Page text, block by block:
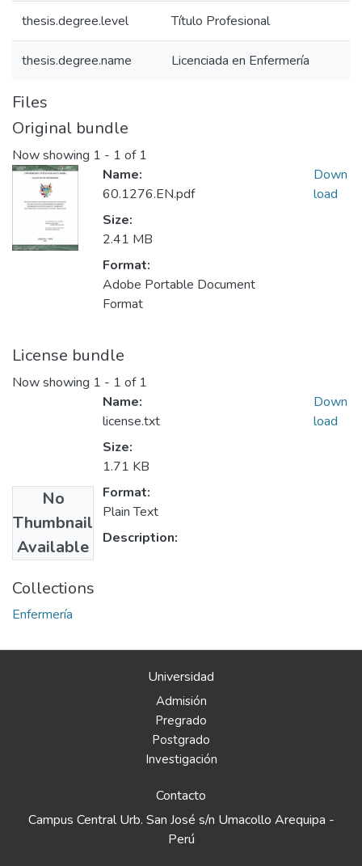
thesis.degree.level Título Profesional
thesis.degree.name Licenciada en Enfermería
Files
Original bundle
Now showing 1 - 1 of 1
Name:
60.1276.EN.pdf
Size:
2.41 MB
Format:
Adobe Portable Document
Format
Down
load
License bundle
Now showing 1 - 1 of 1
No
Thumbnail
Available
Name:
license.txt
Size:
1.71 KB
Format:
Plain Text
Description:
Down
load
Collections
Enfermería
Universidad
Admisión
Pregrado
Postgrado
Investigación
Contacto
Campus Central Urb. San José s/n Umacollo Arequipa -
Perú